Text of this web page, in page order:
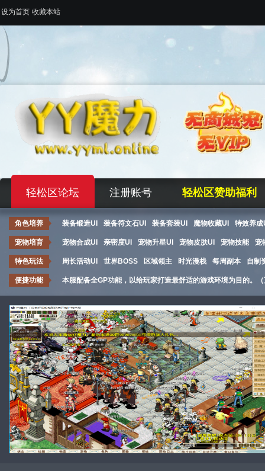
设为首页 收藏本站
轻松区论坛 注册账号 轻松区赞助福利
角色培养 装备锻造UI 装备符文石UI 装备套装UI 魔物收藏UI 特效养成
宠物培育 宠物合成UI 亲密度UI 宠物升星UI 宠物皮肤UI 宠物技能 宠
特色玩法 周长活动UI 世界BOSS 区域领主 时光漫栈 每周副本 自制
便捷功能 本服配备全GP功能，以给玩家打造最舒适的游戏环境为目的。